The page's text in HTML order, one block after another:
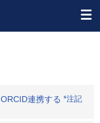
ORCID連携する *注記